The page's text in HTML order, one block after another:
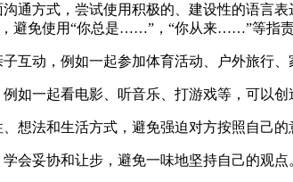
通方式，尝试使用积极的、建设性的语言
免使用“你总是……”，“你从来……”等指责
互动，例如一起参加体育活动、户外旅行
如一起看电影、听音乐、打游戏等，可以
想法和生活方式，避免强迫对方按照自己
会妥协和让步，避免一味地坚持自己的观